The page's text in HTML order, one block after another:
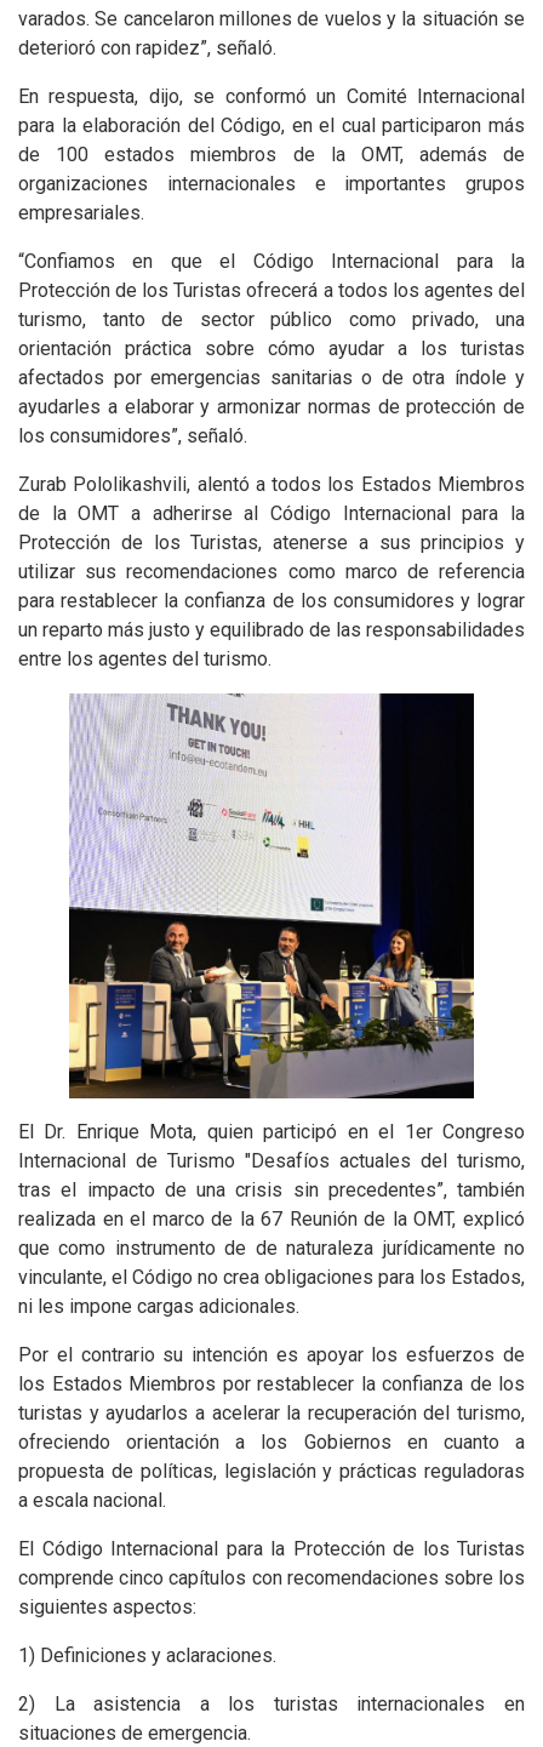
varados. Se cancelaron millones de vuelos y la situación se
deterioró con rapidez”, señaló.
En respuesta, dijo, se conformó un Comité Internacional
para la elaboración del Código, en el cual participaron más
de 100 estados miembros de la OMT, además de
organizaciones internacionales e importantes grupos
empresariales.
“Confiamos en que el Código Internacional para la
Protección de los Turistas ofrecerá a todos los agentes del
turismo, tanto de sector público como privado, una
orientación práctica sobre cómo ayudar a los turistas
afectados por emergencias sanitarias o de otra índole y
ayudarles a elaborar y armonizar normas de protección de
los consumidores”, señaló.
Zurab Pololikashvili, alentó a todos los Estados Miembros
de la OMT a adherirse al Código Internacional para la
Protección de los Turistas, atenerse a sus principios y
utilizar sus recomendaciones como marco de referencia
para restablecer la confianza de los consumidores y lograr
un reparto más justo y equilibrado de las responsabilidades
entre los agentes del turismo.
El Dr. Enrique Mota, quien participó en el 1er Congreso
Internacional de Turismo "Desafíos actuales del turismo,
tras el impacto de una crisis sin precedentes”, también
realizada en el marco de la 67 Reunión de la OMT, explicó
que como instrumento de de naturaleza jurídicamente no
vinculante, el Código no crea obligaciones para los Estados,
ni les impone cargas adicionales.
Por el contrario su intención es apoyar los esfuerzos de
los Estados Miembros por restablecer la confianza de los
turistas y ayudarlos a acelerar la recuperación del turismo,
ofreciendo orientación a los Gobiernos en cuanto a
propuesta de políticas, legislación y prácticas reguladoras
a escala nacional.
El Código Internacional para la Protección de los Turistas
comprende cinco capítulos con recomendaciones sobre los
siguientes aspectos:
1) Definiciones y aclaraciones.
2) La asistencia a los turistas internacionales en
situaciones de emergencia.